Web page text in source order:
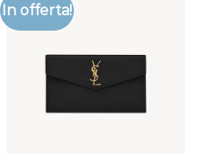
In offerta!